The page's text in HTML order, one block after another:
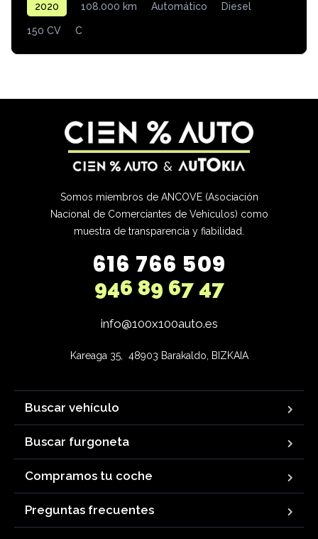
2020 108.000 km Automático Diesel
150 CV C
Somos miembros de ANCOVE (Asociación
Nacional de Comerciantes de Vehículos) como
muestra de transparencia y fiabilidad.
616 766 509
946 89 67 47
info@100x100auto.es
Kareaga 35,  48903 Barakaldo, BIZKAIA
Buscar vehículo
Buscar furgoneta
Compramos tu coche
Preguntas frecuentes